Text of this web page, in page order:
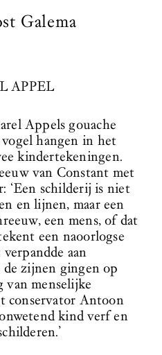
Galema
APPEL
Appels gouache
hangen in het
kindertekeningen.
van Constant met
‘Een schilderij is niet
en lijnen, maar een
een mens, of dat
een naoorlogse
aan
zijnen gingen op
van menselijke
conservator Antoon
kind verf en